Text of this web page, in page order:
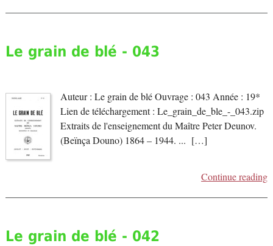
Le grain de blé - 043
Auteur : Le grain de blé Ouvrage : 043 Année : 19*
Lien de téléchargement : Le_grain_de_ble_-_043.zip
Extraits de l'enseignement du Maître Peter Deunov.
(Beïnça Douno) 1864 – 1944. ... […]
Continue reading
Le grain de blé - 042